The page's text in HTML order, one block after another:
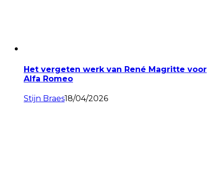
Het vergeten werk van René Magritte voor
Alfa Romeo
Stijn Braes18/04/2026